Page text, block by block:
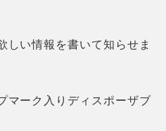
しい情報を書いて知らせま
マーク入りディスポーザブ